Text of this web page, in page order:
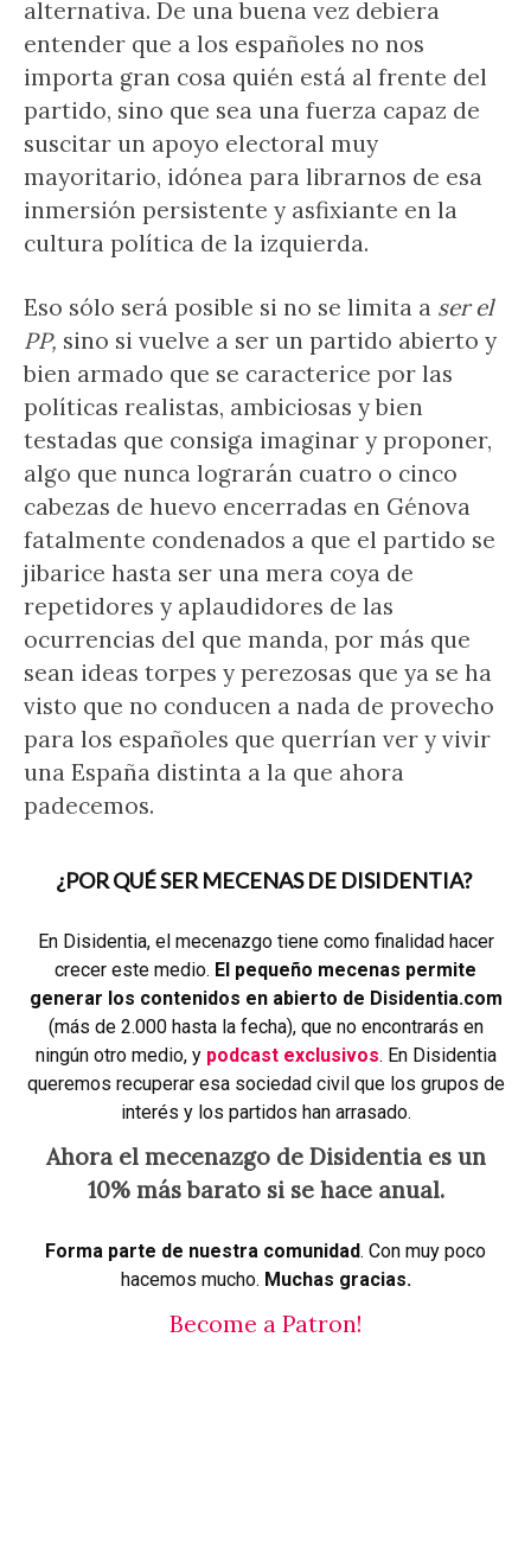
alternativa. De una buena vez debiera
entender que a los españoles no nos
importa gran cosa quién está al frente del
partido, sino que sea una fuerza capaz de
suscitar un apoyo electoral muy
mayoritario, idónea para librarnos de esa
inmersión persistente y asfixiante en la
cultura política de la izquierda.
Eso sólo será posible si no se limita a ser el
PP, sino si vuelve a ser un partido abierto y
bien armado que se caracterice por las
políticas realistas, ambiciosas y bien
testadas que consiga imaginar y proponer,
algo que nunca lograrán cuatro o cinco
cabezas de huevo encerradas en Génova
fatalmente condenados a que el partido se
jibarice hasta ser una mera coya de
repetidores y aplaudidores de las
ocurrencias del que manda, por más que
sean ideas torpes y perezosas que ya se ha
visto que no conducen a nada de provecho
para los españoles que querrían ver y vivir
una España distinta a la que ahora
padecemos.
¿POR QUÉ SER MECENAS DE DISIDENTIA?
En Disidentia, el mecenazgo tiene como finalidad hacer
crecer este medio. El pequeño mecenas permite
generar los contenidos en abierto de Disidentia.com
(más de 2.000 hasta la fecha), que no encontrarás en
ningún otro medio, y podcast exclusivos. En Disidentia
queremos recuperar esa sociedad civil que los grupos de
interés y los partidos han arrasado.
Ahora el mecenazgo de Disidentia es un
10% más barato si se hace anual.
Forma parte de nuestra comunidad. Con muy poco
hacemos mucho. Muchas gracias.
Become a Patron!